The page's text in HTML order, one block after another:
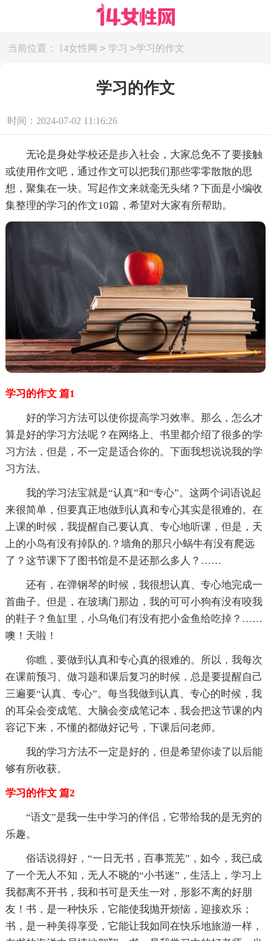
当前位置： 14女性网 > 学习 >学习的作文
学习的作文
时间：2024-07-02 11:16:26
无论是身处学校还是步入社会，大家总免不了要接触
或使用作文吧，通过作文可以把我们那些零零散散的思
想，聚集在一块。写起作文来就毫无头绪？下面是小编收
集整理的学习的作文10篇，希望对大家有所帮助。
学习的作文 篇1
好的学习方法可以使你提高学习效率。那么，怎么才
算是好的学习方法呢？在网络上、书里都介绍了很多的学
习方法，但是，不一定是适合你的。下面我想说说我的学
习方法。
我的学习法宝就是“认真”和“专心”。这两个词语说起
来很简单，但要真正地做到认真和专心其实是很难的。在
上课的时候，我提醒自己要认真、专心地听课，但是，天
上的小鸟有没有掉队的.？墙角的那只小蜗牛有没有爬远
了？这节课下了图书馆是不是还那么多人？……
还有，在弹钢琴的时候，我很想认真、专心地完成一
首曲子。但是，在玻璃门那边，我的可可小狗有没有咬我
的鞋子？鱼缸里，小乌龟们有没有把小金鱼给吃掉？……
噢！天啦！
你瞧，要做到认真和专心真的很难的。所以，我每次
在课前预习、做习题和课后复习的时候，总是要提醒自己
三遍要“认真、专心”。每当我做到认真、专心的时候，我
的耳朵会变成笔、大脑会变成笔记本，我会把这节课的内
容记下来，不懂的都做好记号，下课后问老师。
我的学习方法不一定是好的，但是希望你读了以后能
够有所收获。
学习的作文 篇2
“语文”是我一生中学习的伴侣，它带给我的是无穷的
乐趣。
俗话说得好，“一日无书，百事荒芜”，如今，我已成
了一个无人不知，无人不晓的“小书迷”，生活上，学习上
我都离不开书，我和书可是天生一对，形影不离的好朋
友！书，是一种快乐，它能使我抛开烦恼，迎接欢乐；
书，是一种美得享受，它能让我如同在快乐地旅游一样，